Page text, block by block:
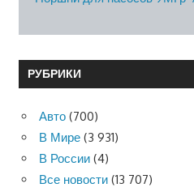
РУБРИКИ
Авто (700)
В Мире (3 931)
В России (4)
Все новости (13 707)